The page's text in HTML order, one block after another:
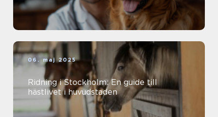
06. maj 2025
Ridning i Stockholm: En guide till
hästlivet i huvudstaden